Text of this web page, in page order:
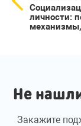
личности:
Не
Закажите